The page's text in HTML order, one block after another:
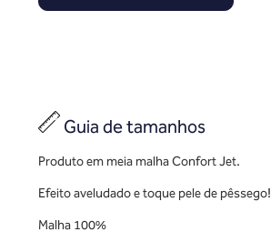
Guia de tamanhos
Produto em meia malha Confort Jet.
Efeito aveludado e toque pele de pêssego!
Malha 100%